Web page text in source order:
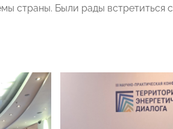
страны. Были рады встретиться с